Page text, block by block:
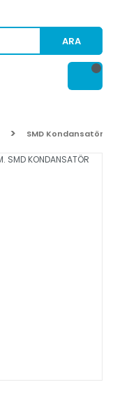
ARA
SMD Kondansatör